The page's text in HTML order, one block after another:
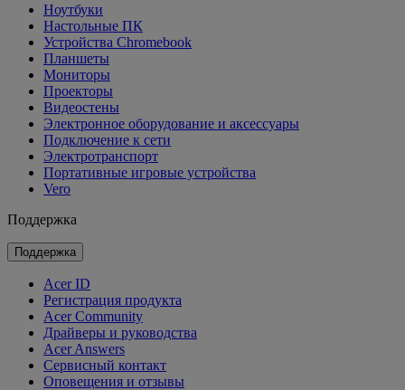
Ноутбуки
Настольные ПК
Устройства Chromebook
Планшеты
Мониторы
Проекторы
Видеостены
Электронное оборудование и аксессуары
Подключение к сети
Электротранспорт
Портативные игровые устройства
Vero
Поддержка
Поддержка
Acer ID
Регистрация продукта
Acer Community
Драйверы и руководства
Acer Answers
Сервисный контакт
Оповещения и отзывы